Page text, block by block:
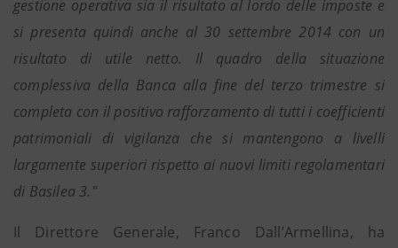
gestione operativa sia il risultato al lordo delle imposte e
si presenta quindi anche al 30 settembre 2014 con un
risultato di utile netto. Il quadro della situazione
complessiva della Banca alla fine del terzo trimestre si
completa con il positivo rafforzamento di tutti i coefficienti
patrimoniali di vigilanza che si mantengono a livelli
largamente superiori rispetto ai nuovi limiti regolamentari
di Basilea 3."
Il Direttore Generale, Franco Dall’Armellina, ha